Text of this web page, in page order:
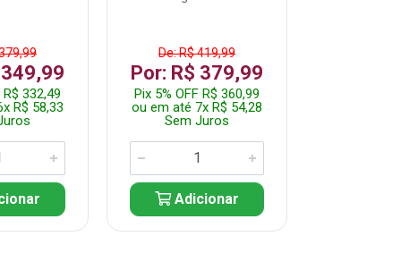
R$ 332,49
R$ 58,33
De: R$ 419,99
Por: R$ 379,99
Pix 5% OFF R$ 360,99
ou em até 7x R$ 54,28
Sem Juros
Adicionar